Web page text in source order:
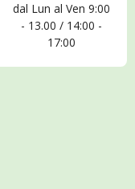
dal Lun al Ven 9:00
- 13.00 / 14:00 -
17:00